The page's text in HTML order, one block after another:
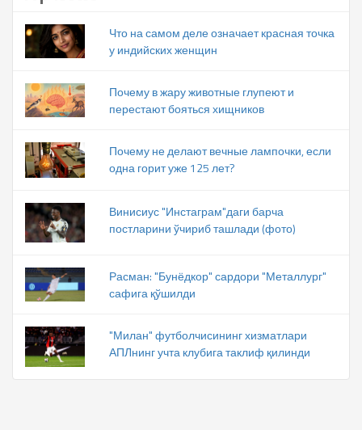
Что на самом деле означает красная точка
у индийских женщин
Почему в жару животные глупеют и
перестают бояться хищников
Почему не делают вечные лампочки, если
одна горит уже 125 лет?
Винисиус "Инстаграм"даги барча
постларини ўчириб ташлади (фото)
Расман: "Бунёдкор" сардори "Металлург"
сафига қўшилди
"Милан" футболчисининг хизматлари
АПЛнинг учта клубига таклиф қилинди